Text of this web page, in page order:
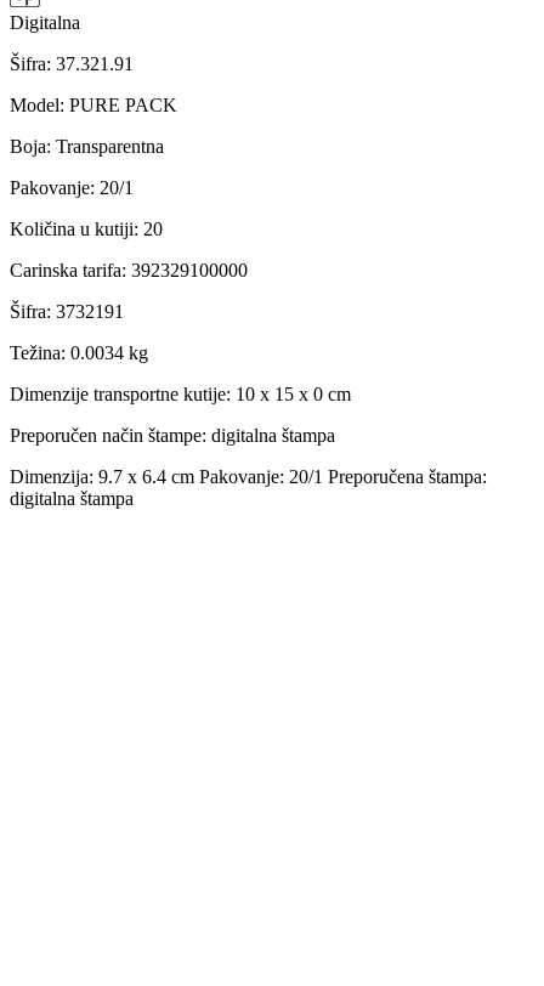
Digitalna
Šifra: 37.321.91
Model: PURE PACK
Boja: Transparentna
Pakovanje: 20/1
Količina u kutiji: 20
Carinska tarifa: 392329100000
Šifra: 3732191
Težina: 0.0034 kg
Dimenzije transportne kutije: 10 x 15 x 0 cm
Preporučen način štampe: digitalna štampa
Dimenzija: 9.7 x 6.4 cm Pakovanje: 20/1 Preporučena štampa:
digitalna štampa